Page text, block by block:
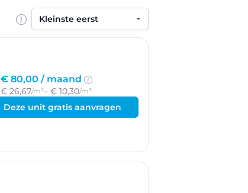
Sorteren op
€ 80,00 / maand
€ 26,67/m²– € 10,30/m³
Deze unit gratis aanvragen